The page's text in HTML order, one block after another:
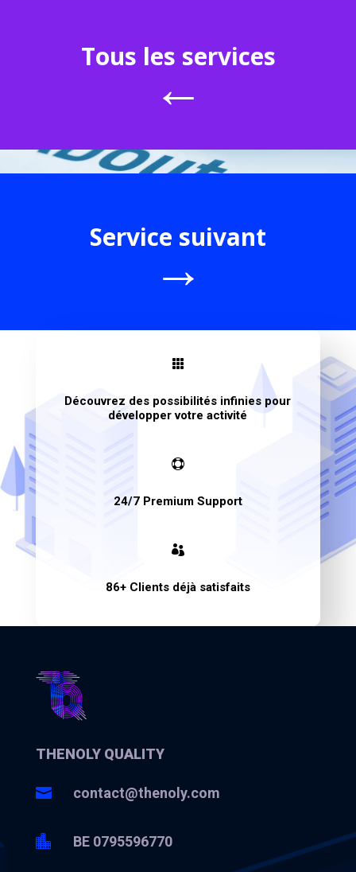
Tous les services
←
Service suivant
→

Découvrez des possibilités infinies pour
développer votre activité

24/7 Premium Support

86+ Clients déjà satisfaits
THENOLY QUALITY
 contact@thenoly.com
 BE 0795596770